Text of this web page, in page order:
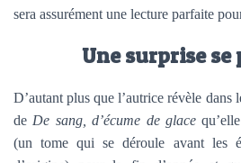
sera assurément une lecture parfaite
Une surprise se
D’autant plus que l’autrice révèle dans
de De sang, d’écume de glace
(un tome qui se déroule avant les